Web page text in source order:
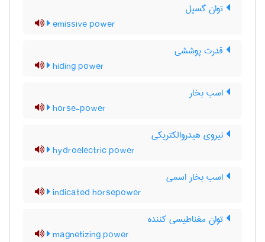
توان گسیل
emissive power
قدرت پوششی
hiding power
اسب بخار
horse-power
نیروی هیدروالکتریکی
hydroelectric power
اسب بخار اسمی
indicated horsepower
توان مغناطیسی کننده
magnetizing power